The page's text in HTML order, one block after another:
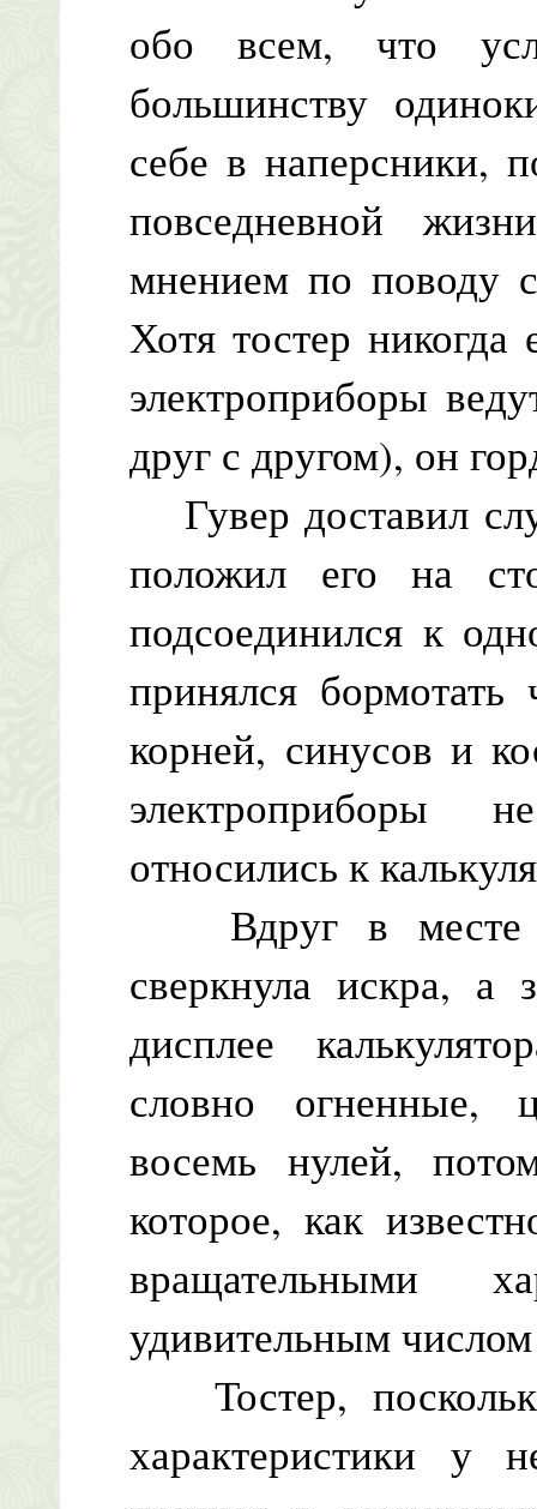
обо всем, что
большинству
себе в наперсники,
повседневной
мнением по поводу
Хотя тостер
электроприборы
друг с другом), он
Гувер доставил
положил его на
подсоединился к
принялся
корней, синусов и
относились к
Вдруг в месте
сверкнула искра, а
дисплее
словно огненные,
восемь нулей,
которое, как
вращательными
удивительным
Тостер,
характеристики у